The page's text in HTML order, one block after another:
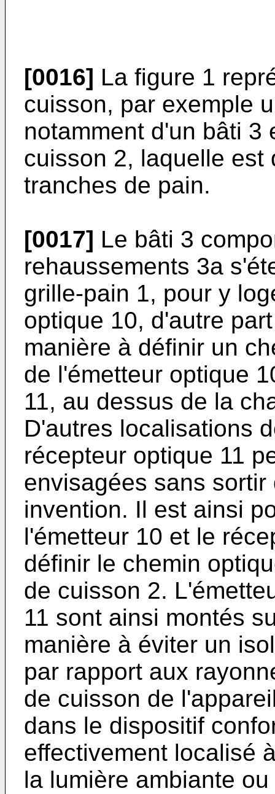
[0016] La figure 1
cuisson, par exemple
notamment d'un bâti 3
cuisson 2, laquelle est
tranches de pain.
[0017] Le bâti 3
rehaussements 3a
grille-pain 1, pour y
optique 10, d'autre
manière à définir un
de l'émetteur optique
11, au dessus de la
D'autres localisations
récepteur optique 11
envisagées sans
invention. Il est ainsi
l'émetteur 10 et le
définir le chemin
de cuisson 2.
11 sont ainsi montés
manière à éviter un
par rapport aux
de cuisson de
dans le dispositif
effectivement localisé
la lumière ambiante